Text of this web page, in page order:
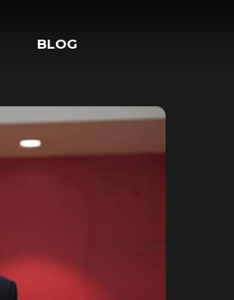
BLOG